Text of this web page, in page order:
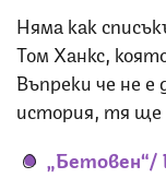
Няма как
Том Ханкс,
Въпреки че не е
история, тя ще
„Бетовен“/